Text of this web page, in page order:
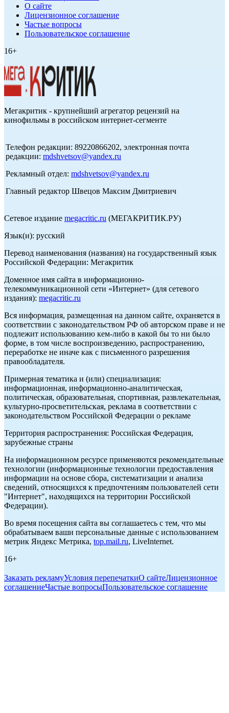
О сайте
Лицензионное соглашение
Частые вопросы
Пользовательское соглашение
16+
Мегакритик - крупнейший агрегатор рецензий на
кинофильмы в российском интернет-сегменте
Телефон редакции: 89220866202, электронная почта
редакции: mdshvetsov@yandex.ru
Рекламный отдел: mdshvetsov@yandex.ru
Главный редактор Швецов Максим Дмитриевич
Сетевое издание megacritic.ru (МЕГАКРИТИК.РУ)
Язык(и): русский
Перевод наименования (названия) на государственный язык
Российской Федерации: Мегакритик
Доменное имя сайта в информационно-
телекоммуникационной сети «Интернет» (для сетевого
издания): megacritic.ru
Вся информация, размещенная на данном сайте, охраняется в
соответствии с законодательством РФ об авторском праве и не
подлежит использованию кем-либо в какой бы то ни было
форме, в том числе воспроизведению, распространению,
переработке не иначе как с письменного разрешения
правообладателя.
Примерная тематика и (или) специализация:
информационная, информационно-аналитическая,
политическая, образовательная, спортивная, развлекательная,
культурно-просветительская, реклама в соответствии с
законодательством Российской Федерации о рекламе
Территория распространения: Российская Федерация,
зарубежные страны
На информационном ресурсе применяются рекомендательные
технологии (информационные технологии предоставления
информации на основе сбора, систематизации и анализа
сведений, относящихся к предпочтениям пользователей сети
"Интернет", находящихся на территории Российской
Федерации).
Во время посещения сайта вы соглашаетесь с тем, что мы
обрабатываем ваши персональные данные с использованием
метрик Яндекс Метрика, top.mail.ru, LiveInternet.
16+
Заказать рекламуУсловия перепечаткиО сайтеЛицензионное
соглашениеЧастые вопросыПользовательское соглашение